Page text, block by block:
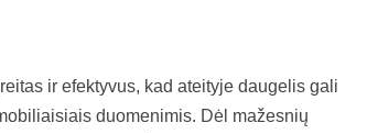
ir efektyvus, kad ateityje daugelis gali
duomenimis. Dėl mažesnių